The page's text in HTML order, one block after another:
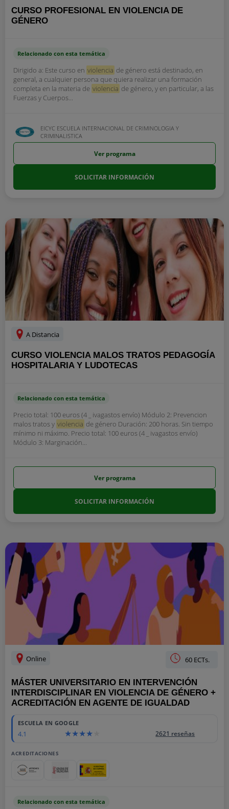
CURSO PROFESIONAL EN VIOLENCIA DE
GÉNERO
Relacionado con esta temática
Dirigido a: Este curso en violencia de género está destinado, en
general, a cualquier persona que quiera realizar una formación
completa en la materia de violencia de género, y en particular, a las
Fuerzas y Cuerpos...
EICYC ESCUELA INTERNACIONAL DE CRIMINOLOGIA Y
CRIMINALISTICA
Ver programa
SOLICITAR INFORMACIÓN
A Distancia
CURSO VIOLENCIA MALOS TRATOS PEDAGOGÍA
HOSPITALARIA Y LUDOTECAS
Relacionado con esta temática
Precio total: 100 euros (4 _ ivagastos envío) Módulo 2: Prevencion
malos tratos y violencia de género Duración: 200 horas. Sin tiempo
mínimo ni máximo. Precio total: 100 euros (4 _ ivagastos envío)
Módulo 3: Marginación...
Ver programa
SOLICITAR INFORMACIÓN
Online 60 ECTs.
MÁSTER UNIVERSITARIO EN INTERVENCIÓN
INTERDISCIPLINAR EN VIOLENCIA DE GÉNERO +
ACREDITACIÓN EN AGENTE DE IGUALDAD
ESCUELA EN GOOGLE
4.1 2621 reseñas
ACREDITACIONES
Relacionado con esta temática